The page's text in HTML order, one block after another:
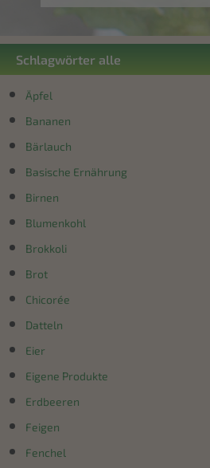
Schlagwörter alle
Äpfel
Bananen
Bärlauch
Basische Ernährung
Birnen
Blumenkohl
Brokkoli
Brot
Chicorée
Datteln
Eier
Eigene Produkte
Erdbeeren
Feigen
Fenchel